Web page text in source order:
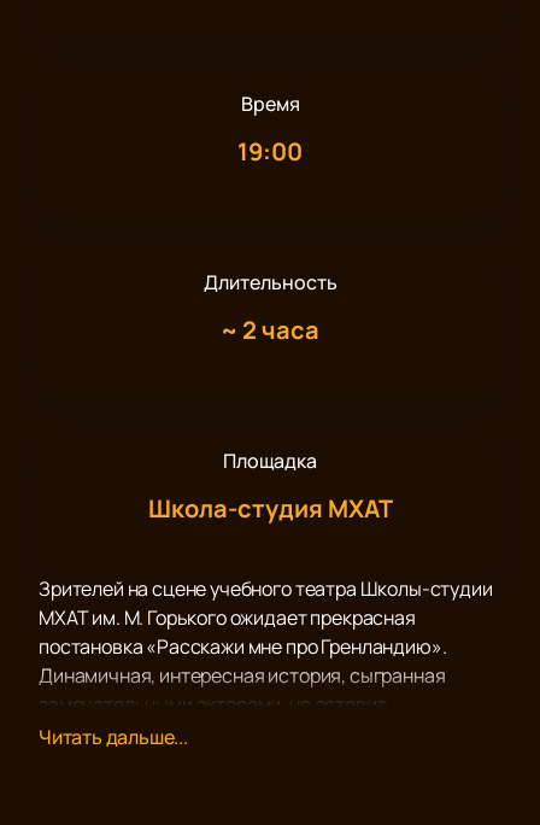
Время
19:00
Длительность
~ 2 часа
Площадка
Школа-студия МХАТ
Зрителей на сцене учебного театра Школы-студии
МХАТ им. М. Горького ожидает прекрасная
постановка «Расскажи мне про Гренландию».
Динамичная, интересная история, сыгранная
замечательными актерами, не оставит
равнодушной никого из присутствующих в зале.
Читать дальше...